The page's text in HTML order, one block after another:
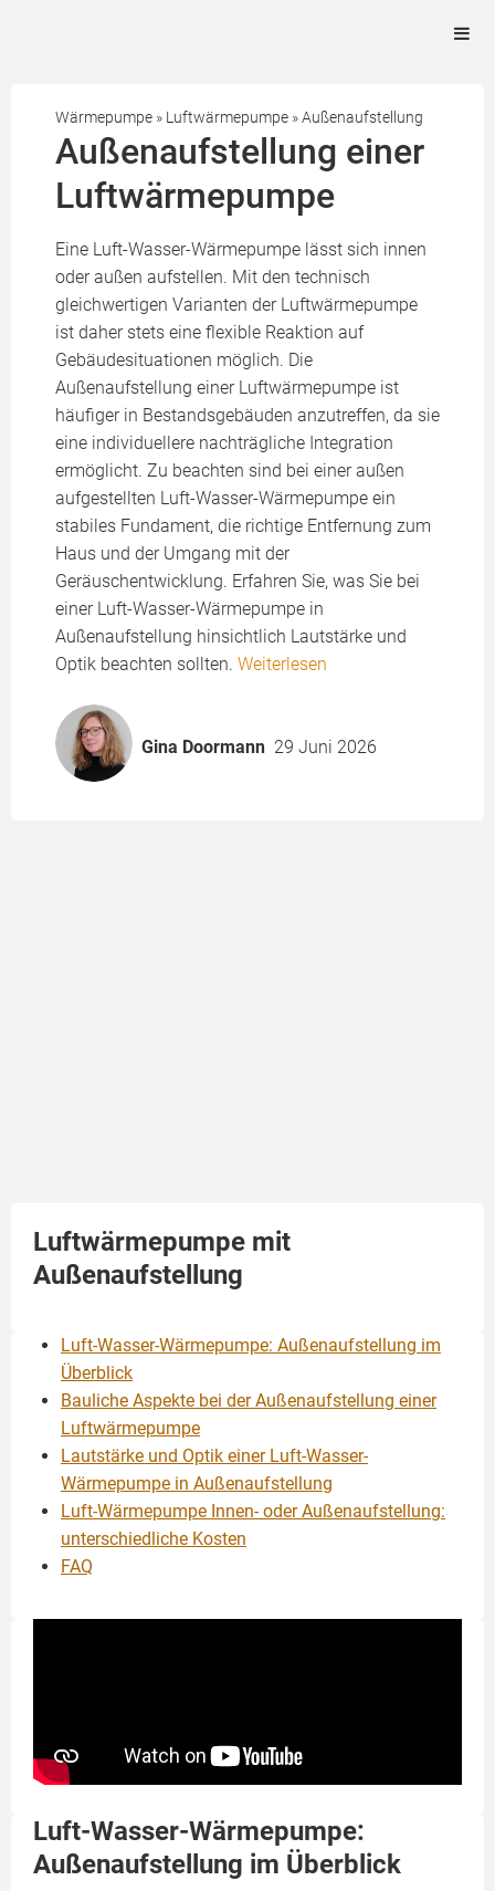
Wärmepumpe » Luftwärmepumpe »Außenaufstellung
Außenaufstellung einer
Luftwärmepumpe
Eine Luft-Wasser-Wärmepumpe lässt sich innen
oder außen aufstellen. Mit den technisch
gleichwertigen Varianten der Luftwärmepumpe
ist daher stets eine flexible Reaktion auf
Gebäudesituationen möglich. Die
Außenaufstellung einer Luftwärmepumpe ist
häufiger in Bestandsgebäuden anzutreffen, da sie
eine individuellere nachträgliche Integration
ermöglicht. Zu beachten sind bei einer außen
aufgestellten Luft-Wasser-Wärmepumpe ein
stabiles Fundament, die richtige Entfernung zum
Haus und der Umgang mit der
Geräuschentwicklung. Erfahren Sie, was Sie bei
einer Luft-Wasser-Wärmepumpe in
Außenaufstellung hinsichtlich Lautstärke und
Optik beachten sollten. Weiterlesen
Gina Doormann 29 Juni 2026
Luftwärmepumpe mit
Außenaufstellung
Luft-Wasser-Wärmepumpe: Außenaufstellung im
Überblick
Bauliche Aspekte bei der Außenaufstellung einer
Luftwärmepumpe
Lautstärke und Optik einer Luft-Wasser-
Wärmepumpe in Außenaufstellung
Luft-Wärmepumpe Innen- oder Außenaufstellung:
unterschiedliche Kosten
FAQ
Luft-Wasser-Wärmepumpe:
Außenaufstellung im Überblick